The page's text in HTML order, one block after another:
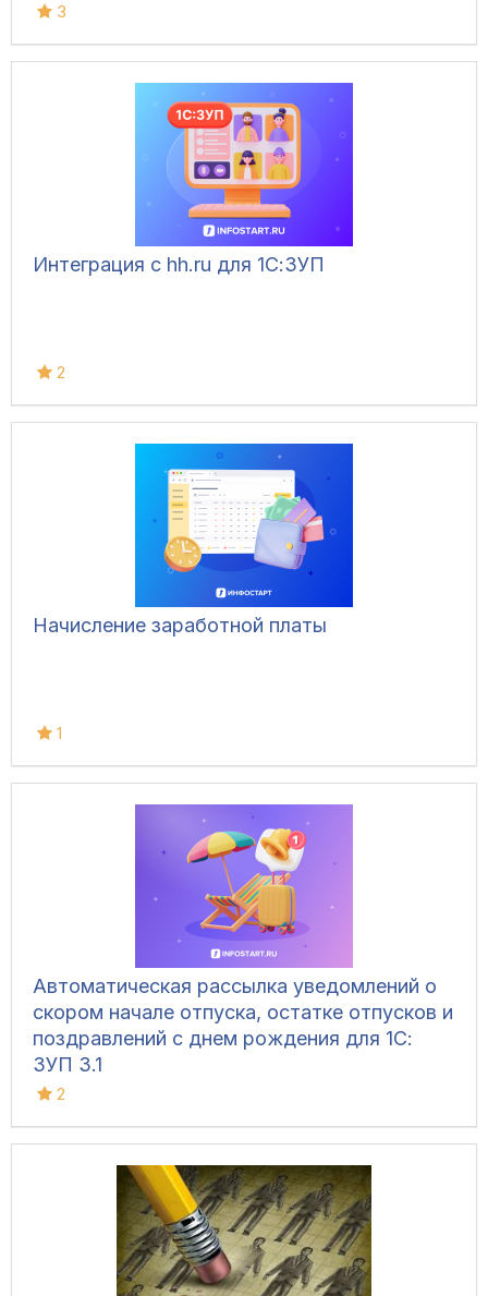
3
Интеграция с hh.ru для 1С:ЗУП
2
Начисление заработной платы
1
Автоматическая рассылка уведомлений о
скором начале отпуска, остатке отпусков и
поздравлений с днем рождения для 1С:
ЗУП 3.1
2